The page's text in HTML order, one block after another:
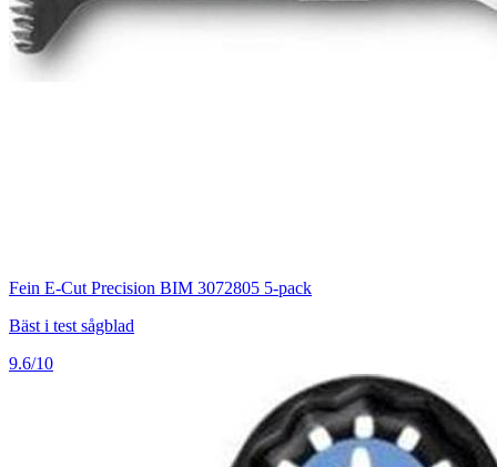
Fein E-Cut Precision BIM 3072805 5-pack
Bäst i test sågblad
9.6/10